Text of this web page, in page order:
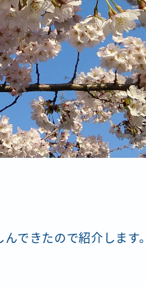
できたので紹介します。